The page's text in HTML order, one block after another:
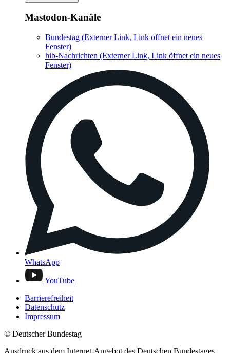
Mastodon-Kanäle
Bundestag (Externer Link, Link öffnet ein neues
Fenster)
hib-Nachrichten (Externer Link, Link öffnet ein neues
Fenster)
WhatsApp
YouTube
Barrierefreiheit
Datenschutz
Impressum
© Deutscher Bundestag
Ausdruck aus dem Internet-Angebot des Deutschen Bundestages